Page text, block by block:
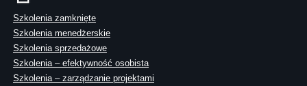
Szkolenia zamknięte
Szkolenia menedżerskie
Szkolenia sprzedażowe
Szkolenia – efektywność osobista
Szkolenia – zarządzanie projektami